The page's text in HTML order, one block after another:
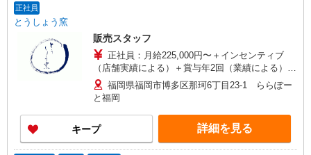
正社員
とうしょう窯
販売スタッフ
正社員：月給225,000円〜＋インセンティブ
（店舗実績による）＋賞与年2回（業績による）
※上記額にはみなし残業代（月20時間分、29,000
円分）を含みます。超過分は別途支給いたしま
す。 ※試用期間は3ヶ月で、その間の雇用形態は
パートです。 試用期間中は時給1,100円となりま
す。
福岡県福岡市博多区那珂6丁目23-1 ららぽー
と福岡
キープ 詳細を見る